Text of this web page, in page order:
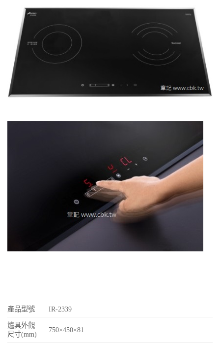
產品型號 IR-2339
爐具外觀
尺寸(mm)
750×450×81